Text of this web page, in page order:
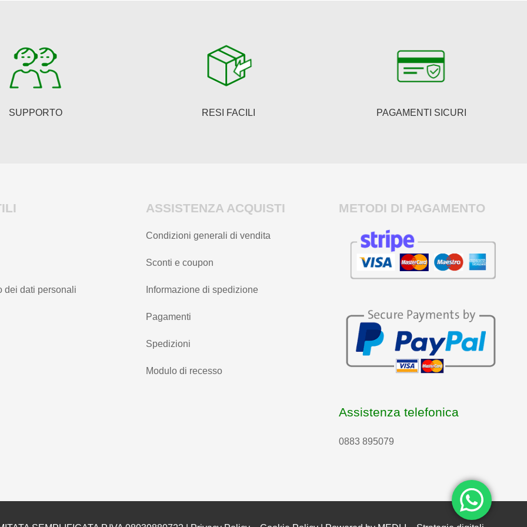
SUPPORTO RESI FACILI PAGAMENTI SICURI
dei dati personali
ASSISTENZA ACQUISTI
Condizioni generali di vendita
Sconti e coupon
Informazione di spedizione
Pagamenti
Spedizioni
Modulo di recesso
METODI DI PAGAMENTO
Assistenza telefonica
0883 895079